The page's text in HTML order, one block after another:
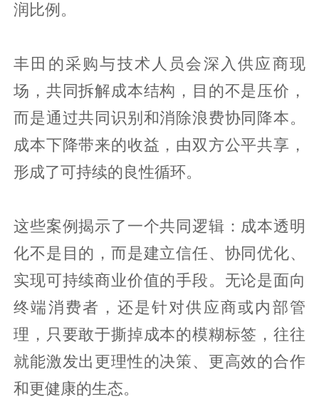
润比例。
丰田的采购与技术人员会深入供应商现
场，共同拆解成本结构，目的不是压价，
而是通过共同识别和消除浪费协同降本。
成本下降带来的收益，由双方公平共享，
形成了可持续的良性循环。
这些案例揭示了一个共同逻辑：成本透明
化不是目的，而是建立信任、协同优化、
实现可持续商业价值的手段。无论是面向
终端消费者，还是针对供应商或内部管
理，只要敢于撕掉成本的模糊标签，往往
就能激发出更理性的决策、更高效的合作
和更健康的生态。